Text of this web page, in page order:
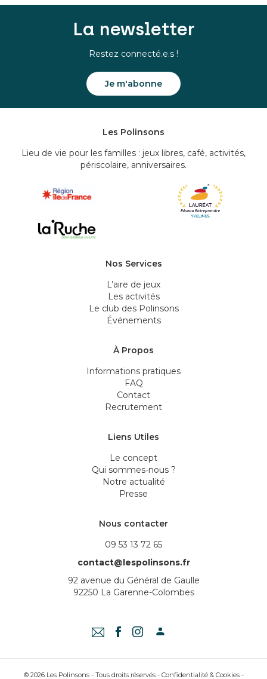
La newsletter
Restez connecté.e.s !
Je m'abonne
Les Polinsons
Lieu de vie pour les familles : jeux libres, café, activités,
périscolaire, anniversaires.
Nos Services
L’aire de jeux
Les activités
Le club des Polinsons
Événements
À Propos
Informations pratiques
FAQ
Contact
Recrutement
Liens Utiles
Le concept
Qui sommes-nous ?
Notre actualité
Presse
Nous contacter
09 53 13 72 65
contact@lespolinsons.fr
92 avenue du Général de Gaulle
92250 La Garenne-Colombes
© 2026 Les Polinsons - Tous droits réservés - Confidentialité & Cookies-